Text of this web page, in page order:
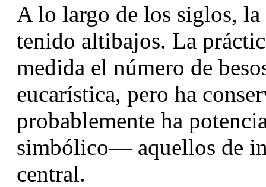
A lo largo de los siglos, la
tenido altibajos. La
medida el número de
eucarística, pero ha
probablemente ha
simbólico— aquellos de
central.